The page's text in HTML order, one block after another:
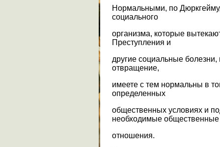
Нормальными, по
социального
организма, которые
Преступления и
другие социальные
отвращение,
имеете с тем нормальны в
определенных
общественных условиях и
необходимые общественные
отношения.